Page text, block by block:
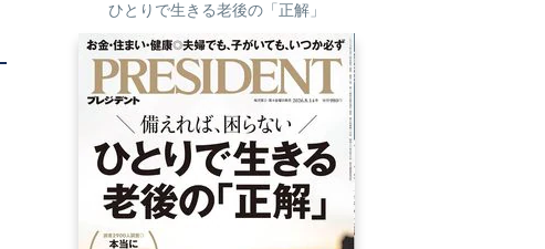
ひとりで生きる老後の「正解」